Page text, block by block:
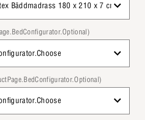
Bäddmadrass 180 x 210 x 7 cm